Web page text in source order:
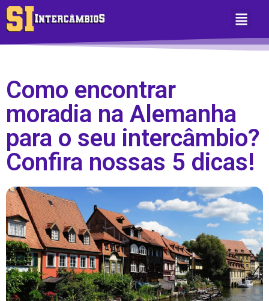
Como encontrar
moradia na Alemanha
para o seu intercâmbio?
Confira nossas 5 dicas!